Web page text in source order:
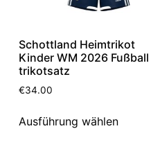
Schottland Heimtrikot
Kinder WM 2026 Fußball
trikotsatz
€34.00
Ausführung wählen